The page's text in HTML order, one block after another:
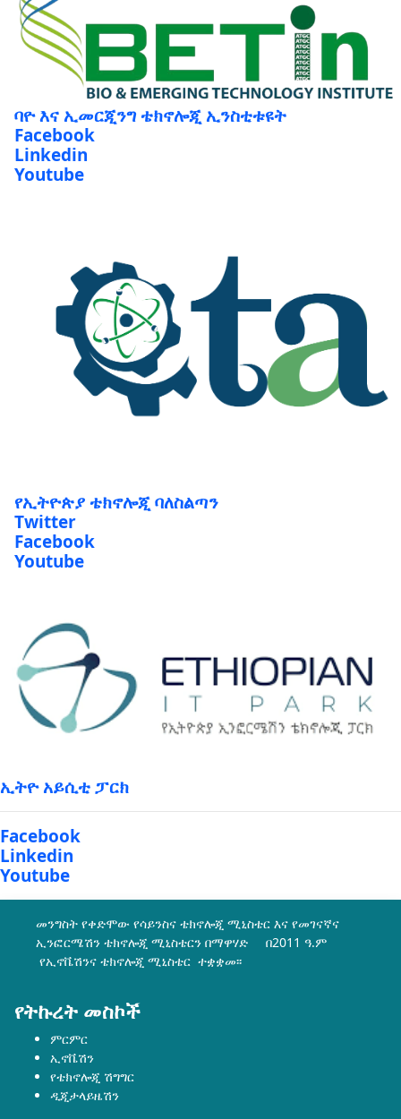
ባዮ እና ኢመርጂንግ ቴክኖሎጂ ኢንስቲቱዩት
Facebook
Linkedin
Youtube
የኢትዮጵያ ቴክኖሎጂ ባለስልጣን
Twitter
Facebook
Youtube
ኢትዮ አይሲቲ ፓርክ
Facebook
Linkedin
Youtube
መንግስት የቀድሞው የሳይንስና ቴክኖሎጂ ሚኒስቴር እና የመገናኛና
ኢንፎርሜሽን ቴክኖሎጂ ሚኒስቴርን በማዋሃድ በ2011 ዓ.ም
የኢኖቬሽንና ቴክኖሎጂ ሚኒስቴር ተቋቋመ፡፡
የትኩረት መስኮች
ምርምር
ኢኖቬሽን
የቴክኖሎጂ ሽግግር
ዲጂታላይዜሽን